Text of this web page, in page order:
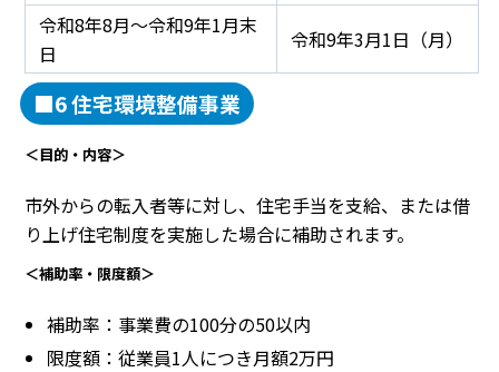
令和8年8月～令和9年1月末
日
令和9年3月1日（月）
■6 住宅環境整備事業
＜目的・内容＞
市外からの転入者等に対し、住宅手当を支給、または借
り上げ住宅制度を実施した場合に補助されます。
＜補助率・限度額＞
補助率：事業費の100分の50以内
限度額：従業員1人につき月額2万円